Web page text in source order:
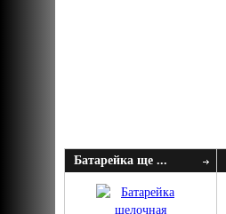
Батарейка ще ...